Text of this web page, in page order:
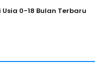
0-18 Bulan Terbaru